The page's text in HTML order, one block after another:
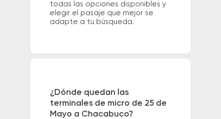
todas las opciones disponibles y
elegir el pasaje que mejor se
adapte a tu búsqueda.
¿Dónde quedan las
terminales de micro de 25 de
Mayo a Chacabuco?